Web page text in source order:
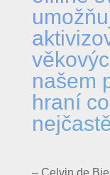
našem
hraní